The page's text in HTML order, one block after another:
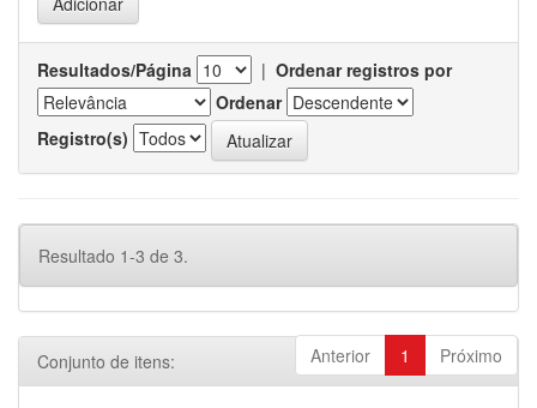
Resultados/Página | Ordenar registros por
Ordenar
Registro(s)
Resultado 1-3 de 3.
Anterior 1 Próximo
Conjunto de itens: